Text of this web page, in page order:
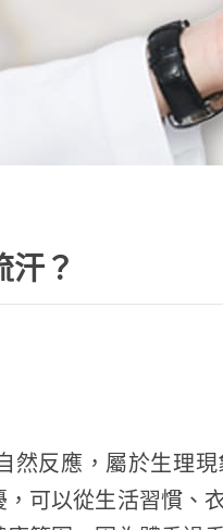
？
然反應，屬於生理
可以從生活習慣、